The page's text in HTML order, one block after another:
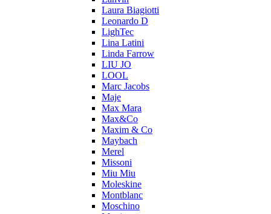
Laura Biagiotti
Leonardo D
LighTec
Lina Latini
Linda Farrow
LIU JO
LOOL
Marc Jacobs
Maje
Max Mara
Max&Co
Maxim & Co
Maybach
Merel
Missoni
Miu Miu
Moleskine
Montblanc
Moschino